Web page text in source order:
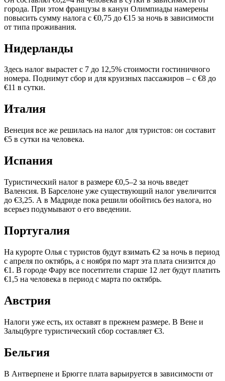
города. При этом французы в канун Олимпиады намерены
повысить сумму налога с €0,75 до €15 за ночь в зависимости
от типа проживания.
Нидерланды
Здесь налог вырастет с 7 до 12,5% стоимости гостиничного
номера. Поднимут сбор и для круизных пассажиров – с €8 до
€11 в сутки.
Италия
Венеция все же решилась на налог для туристов: он составит
€5 в сутки на человека.
Испания
Туристический налог в размере €0,5–2 за ночь введет
Валенсия. В Барселоне уже существующий налог увеличится
до €3,25. А в Мадриде пока решили обойтись без налога, но
всерьез подумывают о его введении.
Португалия
На курорте Олья с туристов будут взимать €2 за ночь в период
с апреля по октябрь, а с ноября по март эта плата снизится до
€1. В городе Фару все посетители старше 12 лет будут платить
€1,5 на человека в период с марта по октябрь.
Австрия
Налоги уже есть, их оставят в прежнем размере. В Вене и
Зальцбурге туристический сбор составляет €3.
Бельгия
В Антверпене и Брюгге плата варьируется в зависимости от